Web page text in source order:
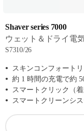
Shaver series 7000
ウェット＆ドライ電
S7310/26
スキンコンフォート
約 1 時間の充電で約
スマートクリック（
スマートクリーンシ